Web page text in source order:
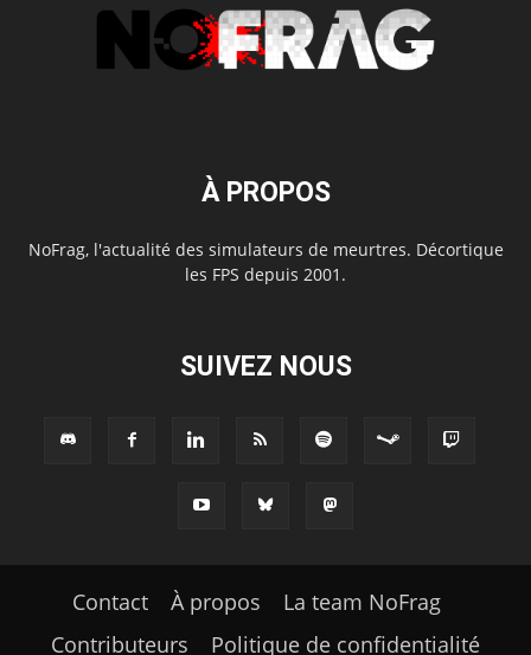
À PROPOS
NoFrag, l'actualité des simulateurs de meurtres. Décortique
les FPS depuis 2001.
SUIVEZ NOUS
Contact À propos
La team NoFrag
Contributeurs
Politique de confidentialité